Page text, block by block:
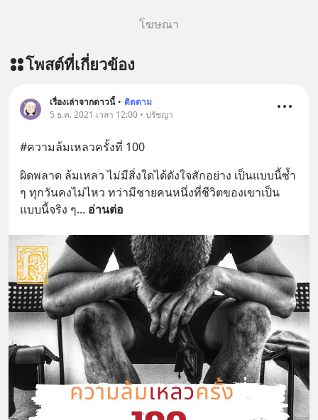
โฆษณา
โพสต์ที่เกี่ยวข้อง
เรื่องเล่าจากดาวนี้ • ติดตาม
5 ธ.ค. 2021 เวลา 12:00 • ปรัชญา
#ความล้มเหลวครั้งที่ 100
ผิดพลาด ล้มเหลว ไม่มีสิ่งใดได้ดังใจสักอย่าง เป็นแบบนี้ซ้ำ
ๆ ทุกวันคงไม่ไหว ทว่ามีชายคนหนึ่งที่ชีวิตของเขาเป็น
แบบนี้จริง ๆ... อ่านต่อ